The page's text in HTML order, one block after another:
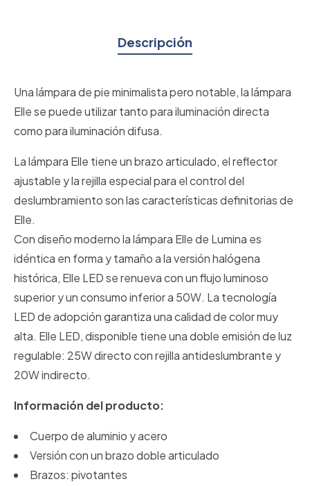
Descripción
Una lámpara de pie minimalista pero notable, la lámpara
Elle se puede utilizar tanto para iluminación directa
como para iluminación difusa.
La lámpara Elle tiene un brazo articulado, el reflector
ajustable y la rejilla especial para el control del
deslumbramiento son las características definitorias de
Elle.
Con diseño moderno la lámpara Elle de Lumina es
idéntica en forma y tamaño a la versión halógena
histórica, Elle LED se renueva con un flujo luminoso
superior y un consumo inferior a 50W. La tecnología
LED de adopción garantiza una calidad de color muy
alta. Elle LED, disponible tiene una doble emisión de luz
regulable: 25W directo con rejilla antideslumbrante y
20W indirecto.
Información del producto:
Cuerpo de aluminio y acero
Versión con un brazo doble articulado
Brazos: pivotantes